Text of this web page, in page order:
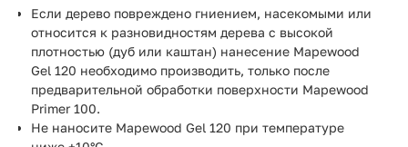
Если дерево повреждено гниением, насекомыми или
относится к разновидностям дерева с высокой
плотностью (дуб или каштан) нанесение Mapewood
Gel 120 необходимо производить, только после
предварительной обработки поверхности Mapewood
Primer 100.
Не наносите Mapewood Gel 120 при температуре